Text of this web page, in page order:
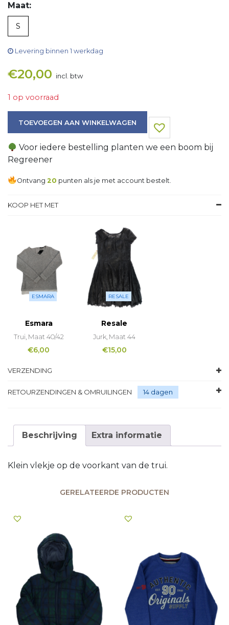
Maat:
S
Levering binnen 1 werkdag
€20,00 incl. btw
1 op voorraad
TOEVOEGEN AAN WINKELWAGEN
Voor iedere bestelling planten we een boom bij
Regreener
Ontvang20 punten als je met account bestelt.
KOOP HET MET
ESMARA
Esmara
Trui, Maat 40/42
€6,00
RESALE
Resale
Jurk, Maat 44
€15,00
VERZENDING
RETOURZENDINGEN & OMRUILINGEN 14 dagen
Beschrijving Extra informatie
Klein vlekje op de voorkant van de trui.
GERELATEERDE PRODUCTEN